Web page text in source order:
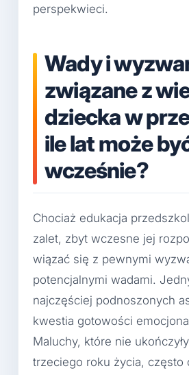
perspekwieci.
Wady i
związane z
dziecka w
ile lat może
wcześnie?
Chociaż edukacja
zalet, zbyt wczesne jej
wiązać się z pewnymi
potencjalnymi wadami.
najczęściej podnoszonych
kwestia gotowości
Maluchy, które nie
trzeciego roku życia, często